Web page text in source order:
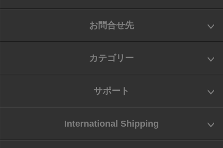
お問合せ先
カテゴリー
サポート
International Shipping